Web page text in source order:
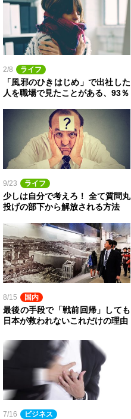
2/8 ライフ
「風邪のひきはじめ」で出社した
人を職場で見たことがある、93％
9/23 ライフ
少しは自分で考えろ！ 全て質問丸
投げの部下から解放される方法
8/15 国内
最後の手段で「戦前回帰」しても
日本が救われないこれだけの理由
7/16 ビジネス